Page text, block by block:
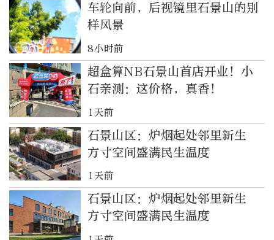
车轮向前，后视镜里石景山的别
样风景
8小时前
超盒算NB石景山首店开业！小
石亲测：这价格，真香！
1天前
石景山区：炉烟起处邻里新生
方寸空间盛满民生温度
1天前
石景山区：炉烟起处邻里新生
方寸空间盛满民生温度